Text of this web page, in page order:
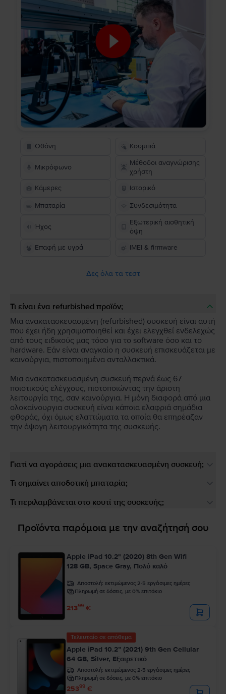
Οθόνη Κουμπιά
Μικρόφωνο
Μέθοδοι αναγνώρισης
χρήστη
Κάμερες
Ιστορικό
Μπαταρία Συνδεσιμότητα
Ήχος
Εξωτερική αισθητική
όψη
Επαφή με υγρά
IMEI & firmware
Δες όλα τα τεστ
Τι είναι ένα refurbished προϊόν;
Μια ανακατασκευασμένη (refurbished) συσκευή είναι αυτή
που έχει ήδη χρησιμοποιηθεί και έχει ελεγχθεί ενδελεχώς
από τους ειδικούς μας τόσο για το software όσο και το
hardware. Εάν είναι αναγκαίο η συσκευή επισκευάζεται με
καινούργια, πιστοποιημένα ανταλλακτικά.
Μια ανακατασκευασμένη συσκευή περνά έως 67
ποιοτικούς ελέγχους, πιστοποιώντας την άριστη
λειτουργία της, σαν καινούργια. Η μόνη διαφορά από μια
ολοκαίνουργια συσκευή είναι κάποια ελαφριά σημάδια
φθοράς, όχι όμως ελαττώματα τα οποία θα επηρέαζαν
την άψογη λειτουργικότητα της συσκευής.
Γιατί να αγοράσεις μια ανακατασκευασμένη συσκευή;
Τι σημαίνει αποδοτική μπαταρία;
Τι περιλαμβάνεται στο κουτί της συσκευής;
Προϊόντα παρόμοια με την αναζήτησή σου
Apple iPad 10.2" (2020) 8th Gen Wifi
128 GB, Space Gray, Πολύ καλό
Αποστολή: εκτιμώμενος 2-5 εργάσιμες ημέρες
Πληρωμή σε δόσεις, με 0% επιτόκιο
21399 €
Τελευταίο σε απόθεμα
Apple iPad 10.2” (2021) 9th Gen Cellular
64 GB, Silver, Εξαιρετικό
Αποστολή: εκτιμώμενος 2-5 εργάσιμες ημέρες
Πληρωμή σε δόσεις, με 0% επιτόκιο
25399 €